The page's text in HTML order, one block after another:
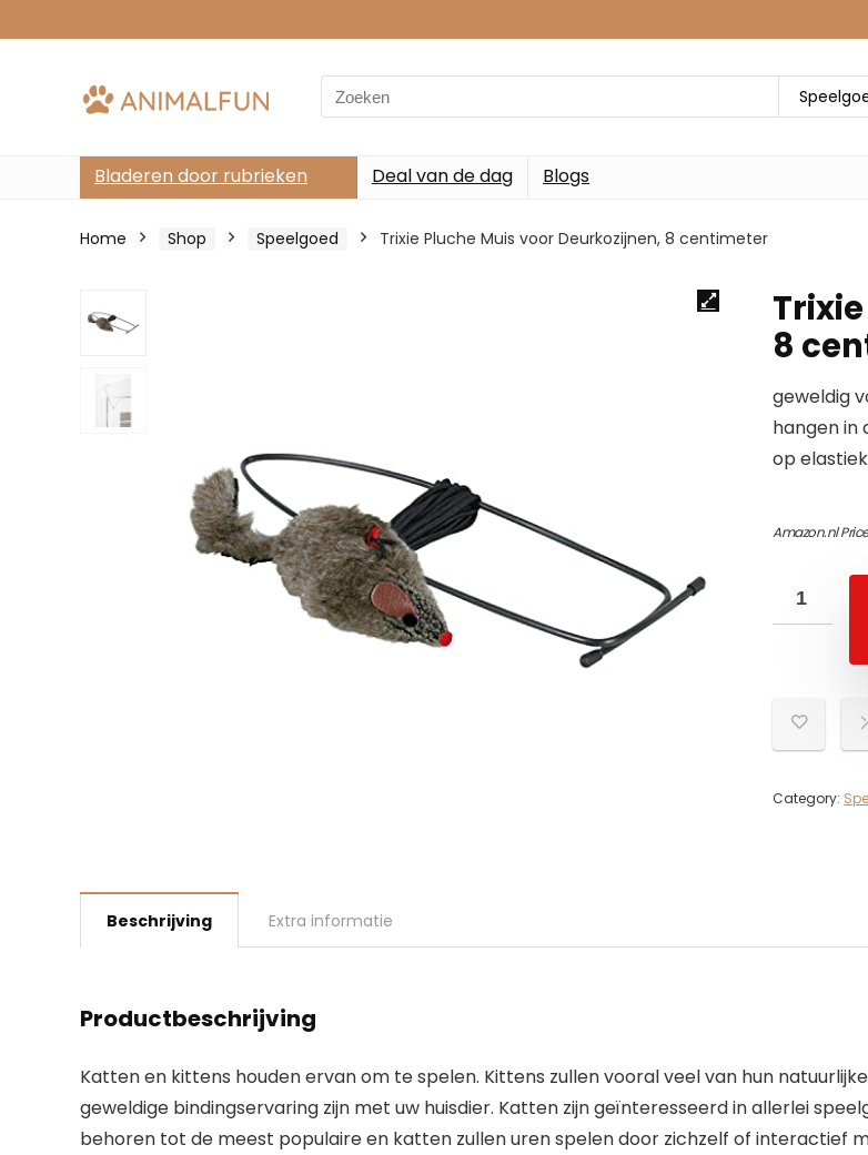
Search
for:
Bladeren door rubrieken Deal van de dag Blogs
Home Shop Speelgoed Trixie Pluche Muis voor Deurkozijnen, 8 centimeter
8
geweldig
hangen in
op elastiek
Amazon.nl
Category:
Beschrijving Extra informatie
Productbeschrijving
Katten en kittens houden ervan om te spelen. Kittens zullen vooral veel van hun
geweldige bindingservaring zijn met uw huisdier. Katten zijn geïnteresseerd in allerlei
behoren tot de meest populaire en katten zullen uren spelen door zichzelf of interactief